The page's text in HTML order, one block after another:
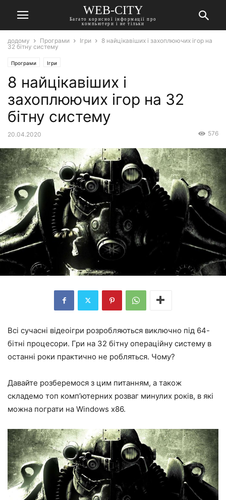
WEB-CITY
Багато корисної інформації про
компьютери і не тільки
додому Програми Ігри
8 найцікавіших і захоплюючих ігор на
32 бітну систему
Програми Ігри
8 найцікавіших і
захоплюючих ігор на 32
бітну систему
20.04.2020 576
Всі сучасні відеоігри розробляються виключно під 64-
бітні процесори. Гри на 32 бітну операційну систему в
останні роки практично не робляться. Чому?
Давайте розберемося з цим питанням, а також
складемо топ комп’ютерних розваг минулих років, в які
можна пограти на Windows x86.